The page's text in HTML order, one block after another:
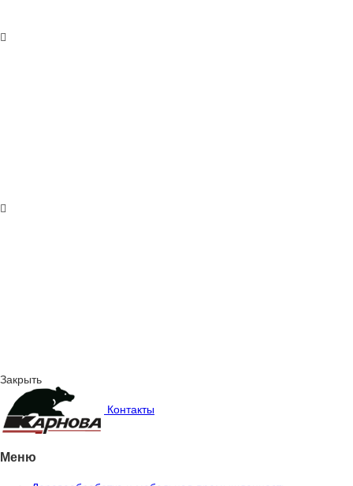
Закрыть
Контакты
Меню